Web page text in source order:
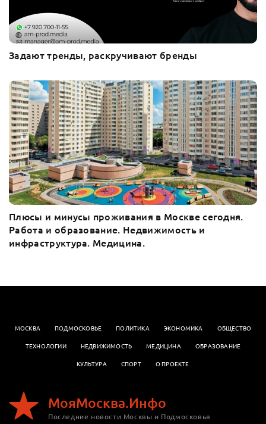
Задают тренды, раскручивают бренды
Плюсы и минусы проживания в Москве сегодня.
Работа и образование. Недвижимость и
инфраструктура. Медицина.
МояМосква.Инфо
Последние новости Москвы и Подмосковья
МОСКВА ПОДМОСКОВЬЕ ПОЛИТИКА ЭКОНОМИКА
OБЩЕСТВО
ТЕХНОЛОГИИ
НЕДВИЖИМОСТЬ МЕДИЦИНА
ОБРАЗОВАНИЕ
КУЛЬТУРА
СПОРТ О ПРОЕКТЕ